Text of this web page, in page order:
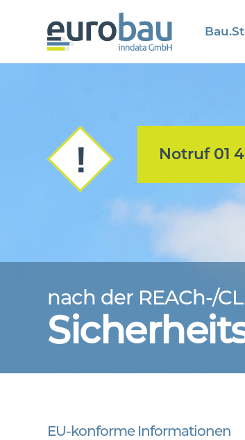
Notruf 01
nach der REACh-/
EU-konforme Informationen